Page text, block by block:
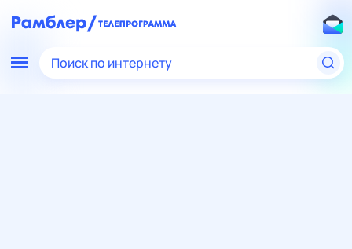
Поиск по интернету